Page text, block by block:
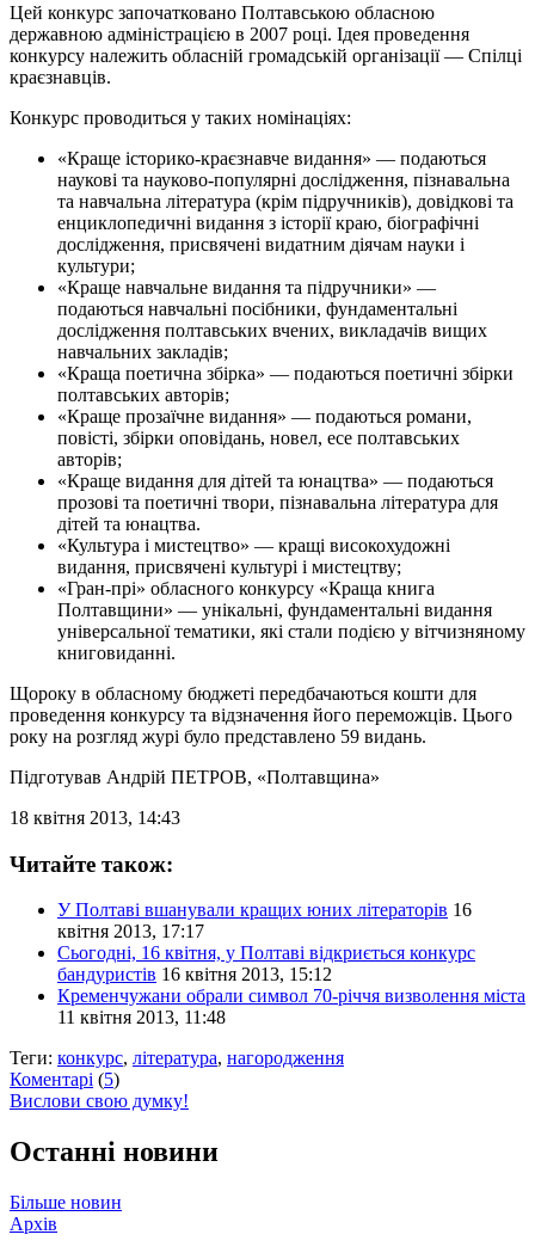
Цей конкурс започатковано Полтавською обласною
державною адміністрацією в 2007 році. Ідея проведення
конкурсу належить обласній громадській організації — Спілці
краєзнавців.
Конкурс проводиться у таких номінаціях:
«Краще історико-краєзнавче видання» — подаються
наукові та науково-популярні дослідження, пізнавальна
та навчальна література (крім підручників), довідкові та
енциклопедичні видання з історії краю, біографічні
дослідження, присвячені видатним діячам науки і
культури;
«Краще навчальне видання та підручники» —
подаються навчальні посібники, фундаментальні
дослідження полтавських вчених, викладачів вищих
навчальних закладів;
«Краща поетична збірка» — подаються поетичні збірки
полтавських авторів;
«Краще прозаїчне видання» — подаються романи,
повісті, збірки оповідань, новел, есе полтавських
авторів;
«Краще видання для дітей та юнацтва» — подаються
прозові та поетичні твори, пізнавальна література для
дітей та юнацтва.
«Культура і мистецтво» — кращі високохудожні
видання, присвячені культурі і мистецтву;
«Гран-прі» обласного конкурсу «Краща книга
Полтавщини» — унікальні, фундаментальні видання
універсальної тематики, які стали подією у вітчизняному
книговиданні.
Щороку в обласному бюджеті передбачаються кошти для
проведення конкурсу та відзначення його переможців. Цього
року на розгляд журі було представлено 59 видань.
Підготував Андрій ПЕТРОВ, «Полтавщина»
18 квітня 2013, 14:43
Читайте також:
У Полтаві вшанували кращих юних літераторів 16
квітня 2013, 17:17
Сьогодні, 16 квітня, у Полтаві відкриється конкурс
бандуристів 16 квітня 2013, 15:12
Кременчужани обрали символ 70-річчя визволення міста
11 квітня 2013, 11:48
Теги: конкурс, література, нагородження
Коментарі (5)
Вислови свою думку!
Останні новини
Більше новин
Архів